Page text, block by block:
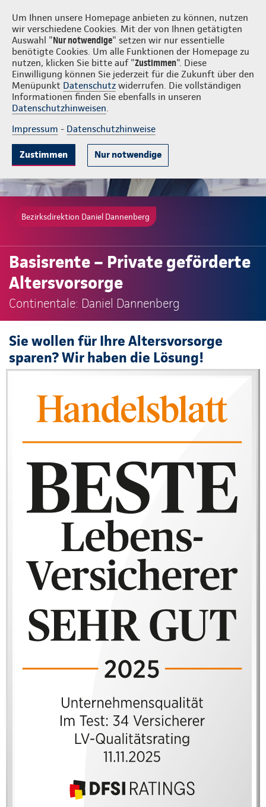
Um Ihnen unsere Homepage anbieten zu können, nutzen
wir verschiedene Cookies. Mit der von Ihnen getätigten
Auswahl "Nur notwendige" setzen wir nur essentielle
benötigte Cookies. Um alle Funktionen der Homepage zu
nutzen, klicken Sie bitte auf "Zustimmen". Diese
Einwilligung können Sie jederzeit für die Zukunft über den
Menüpunkt Datenschutz widerrufen. Die vollständigen
Informationen finden Sie ebenfalls in unseren
Datenschutzhinweisen.
Impressum - Datenschutzhinweise
Zustimmen Nur notwendige
Daniel Dannenberg Login
Gute Gründe Tarife & Leistungen Wissenswertes Beratung &
Bezirksdirektion Daniel Dannenberg
Basisrente – Private geförderte
Altersvorsorge
Continentale: Daniel Dannenberg
Sie wollen für Ihre Altersvorsorge
sparen? Wir haben die Lösung!